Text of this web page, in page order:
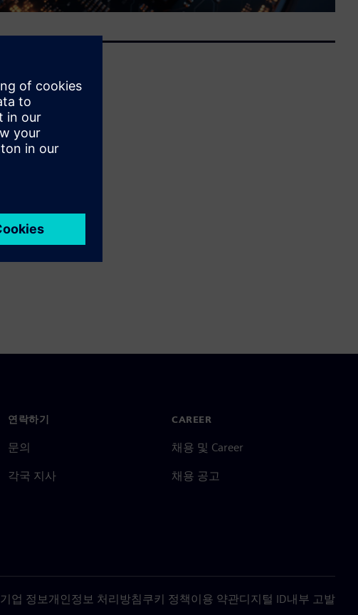
연락하기
문의
각국 지사
CAREER
채용 및 Career
채용 공고
기업 정보개인정보 처리방침쿠키 정책이용 약관디지털 ID내부 고발